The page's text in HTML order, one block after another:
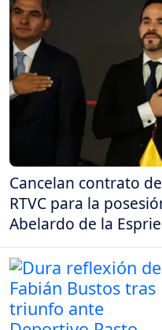
Cancelan contrato
RTVC para la
Abelardo de la